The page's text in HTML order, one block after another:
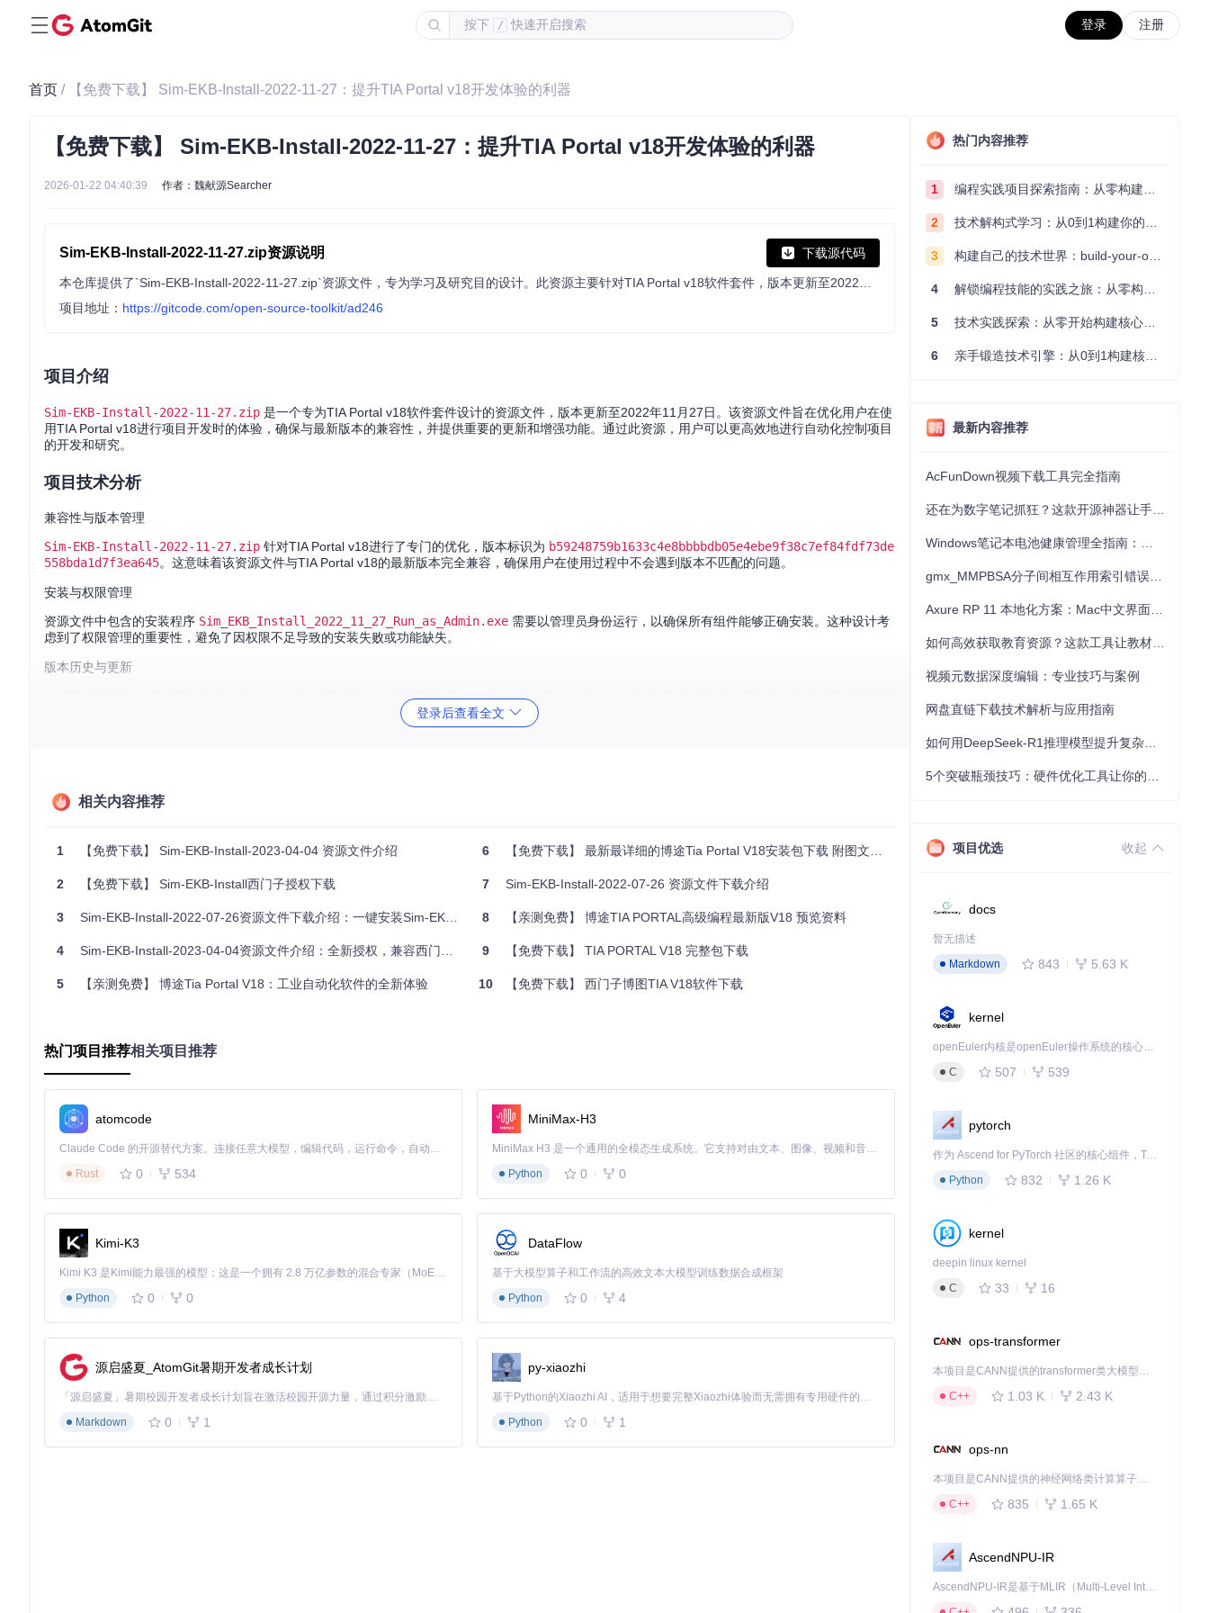
按下 / 快速开启搜索 登录 注册
首页 / 【免费下载】 Sim-EKB-Install-2022-11-27：提升TIA Portal v18开发体验的利器
【免费下载】 Sim-EKB-Install-2022-11-27：提升TIA Portal v18开发体验的利器
2026-01-22 04:40:39 作者：魏献源Searcher
Sim-EKB-Install-2022-11-27.zip资源说明 下载源代码
项目地址： https://gitcode.com/open-source-toolkit/ad246
项目介绍
Sim-EKB-Install-2022-11-27.zip 是一个专为TIA Portal v18软件套件设计的资源文件，版本更新至2022年11月27日。该资源文件旨在优化用户在使
用TIA Portal v18进行项目开发时的体验，确保与最新版本的兼容性，并提供重要的更新和增强功能。通过此资源，用户可以更高效地进行自动化控制项目
的开发和研究。
项目技术分析
兼容性与版本管理
Sim-EKB-Install-2022-11-27.zip 针对TIA Portal v18进行了专门的优化，版本标识为 b59248759b1633c4e8bbbbdb05e4ebe9f38c7ef84fdf73de
558bda1d7f3ea645。这意味着该资源文件与TIA Portal v18的最新版本完全兼容，确保用户在使用过程中不会遇到版本不匹配的问题。
安装与权限管理
资源文件中包含的安装程序 Sim_EKB_Install_2022_11_27_Run_as_Admin.exe 需要以管理员身份运行，以确保所有组件能够正确安装。这种设计考
虑到了权限管理的重要性，避免了因权限不足导致的安装失败或功能缺失。
版本历史与更新
项目提供了详细的版本历史记录，从2022年9月26日的第一版内部测试，到2022年11月27日的正式发布，每个版本都有详细的更新说明。这种版本管理机
制确保了用户可以随时获取最新的功能和修复，保持工具的最新状态。
TIA Portal v18是西门子推出的一款集成开发环境，广泛应用于自动化控制系统的设计和开发。
教育和研究
该资源文件特别强调了其教育和研究用途，适合高校、科研机构以及个人学习者使用。通过使用此资源，用户可以在合法的学习和研发环境中提升自己的
项目特点
高兼容性
版本管理
项目提供了详细的版本历史记录，用户可以随时获取最新的功能和修复，保持工具的最新状态。
教育和研究用途
资源文件特别强调了其教育和研究用途，适合高校、科研机构以及个人学习者使用，帮助用户在合法的学习和研发环境中提升技能。
结语
Sim-EKB-Install-2022-11-27.zip
是一个专为TIA Portal v18设计的资源文件，通过提供高兼容性、权限管理和详细的版本历史记录，帮助用户更高
效地进行自动化控制项目的开发和研究。无论您是自动化控制领域的专业开发者，还是教育和研究领域的学习者，这个资源文件都将成为您提升技能的得
Sim-EKB-Install-2022-11-27.zip资源说明
登录后查看全文
相关内容推荐
1 【免费下载】 Sim-EKB-Install-2023-04-04 资源文件介绍
2 【免费下载】 Sim-EKB-Install西门子授权下载
3 Sim-EKB-Install-2022-07-26资源文件下载介绍：一键安装Sim-EKB，快速体验最新功能
4 Sim-EKB-Install-2023-04-04资源文件介绍：全新授权，兼容西门子全系列软件
5 【亲测免费】 博途Tia Portal V18：工业自动化软件的全新体验
6 【免费下载】 最新最详细的博途Tia Portal V18安装包下载 附图文教程
7 Sim-EKB-Install-2022-07-26 资源文件下载介绍
8 【亲测免费】 博途TIA PORTAL高级编程最新版V18 预览资料
9 【免费下载】 TIA PORTAL V18 完整包下载
10 【免费下载】 西门子博图TIA V18软件下载
热门项目推荐相关项目推荐
atomcode
Claude Code 的开源替代方案。连接任意大模型，编辑代码，运行命令，自动验证 — 全自动执行。用 Rust 构建，极致性能。 ｜ An open-source alternative to Claude Code. Connect any LLM, edit code, run commands, and verify changes — autonomously. Built in Rust for speed. Get Started
Rust
0 534
MiniMax-H3
MiniMax H3 是一个通用的全模态生成系统。它支持对由文本、图像、视频和音频组成的多模态上下文进行统一理解，并能生成分辨率高达 2K、时长可达 15 秒的带原生立体声音频的视频。得益于面向任务泛化的系统设计，H3 在预训练阶段就已具备广泛的多模态上下文理解与生成能力，能够出色地执行复杂的多模态指令。
Python
0 0
Kimi-K3
Kimi K3 是Kimi能力最强的模型：这是一个拥有 2.8 万亿参数的混合专家（MoE）模型，具备原生视觉理解能力，并支持 100 万 token 的上下文窗口。
Python
0 0
DataFlow
基于大模型算子和工作流的高效文本大模型训练数据合成框架
Python
0 4
源启盛夏_AtomGit暑期开发者成长计划
「源启盛夏」暑期校园开发者成长计划旨在激活校园开源力量，通过积分激励、认证扶持、资源倾斜等形式，引导高校组织和开发者完成「入驻 — 建项目 — 做贡献 — 获认证 — 得资源」的完整闭环。无论你是想带领社团入驻平台的组织者，还是希望用代码贡献证明自己的开发者，都能在这里找到属于你的成长路径。
Markdown
0 1
py-xiaozhi
基于Python的Xiaozhi AI，适用于想要完整Xiaozhi体验而无需拥有专用硬件的用户。
Python
0 1
热门内容推荐
1 编程实践项目探索指南：从零构建技术能力体系
2 技术解构式学习：从0到1构建你的编程知识体系
3 构建自己的技术世界：build-your-own-x项目的实践探索指南
4 解锁编程技能的实践之旅：从零构建你的技术世界
5 技术实践探索：从零开始构建核心系统的实践指南
6 亲手锻造技术引擎：从0到1构建核心系统的实践指南
最新内容推荐
AcFunDown视频下载工具完全指南
视频元数据深度编辑：专业技巧与案例
网盘直链下载技术解析与应用指南
项目优选 收起
docs
暂无描述
Markdown
843 5.63 K
kernel
openEuler内核是openEuler操作系统的核心，既是系统性能与稳定性的基石，也是连接处理器、设备与服务的桥梁。
C
507 539
pytorch
作为 Ascend for PyTorch 社区的核心组件，TorchNPU 是昇腾专为 PyTorch 打造的深度学习适配插件，使 PyTorch 框架能够直接调用昇腾 NPU，为开发者提供昇腾 AI 处理器的超强算力。
Python
832 1.26 K
kernel
deepin linux kernel
C
33 16
ops-transformer
本项目是CANN提供的transformer类大模型算子库，实现网络在NPU上加速计算。
C++
1.03 K 2.43 K
ops-nn
本项目是CANN提供的神经网络类计算算子库，实现网络在NPU上加速计算。
C++
835 1.65 K
AscendNPU-IR
AscendNPU-IR是基于MLIR（Multi-Level Intermediate Representation）构建的，面向昇腾亲和算子编译时使用的中间表示，提供昇腾完备表达能力，通过编译优化提升昇腾AI处理器计算效率，支持通过生态框架使能昇腾AI处理器与深度调优